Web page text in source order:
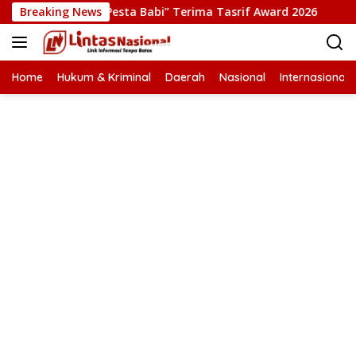
Langsung
ke
konten
Breaking News
Film “Pesta Babi” Terima Tasrif Award 2026
Home Hukum & Kriminal Daerah Nasional Internasional